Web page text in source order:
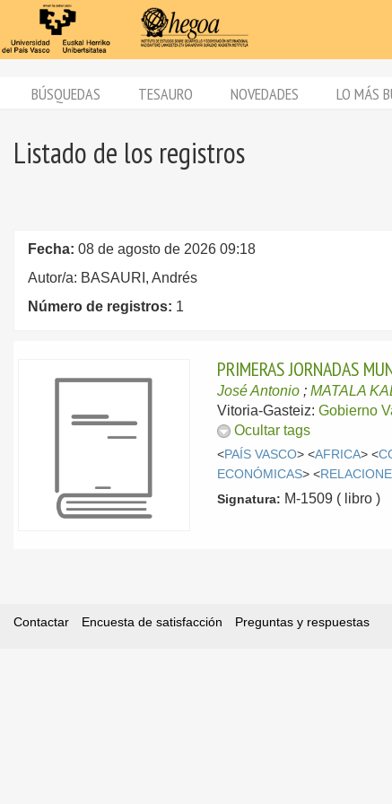
BÚSQUEDAS TESAURO NOVEDADES LO MÁS
Listado de los registros
Fecha: 08 de agosto de 2026 09:18
Autor/a: BASAURI, Andrés
Número de registros: 1
PRIMERAS JORNADAS
José Antonio ;MATALA
Vitoria-Gasteiz:Gobierno
Ocultar tags
<PAÍS VASCO> <AFRICA> <
ECONÓMICAS> <
Signatura: M-1509 ( libro )
Contactar Encuesta de satisfacción Preguntas y respuestas